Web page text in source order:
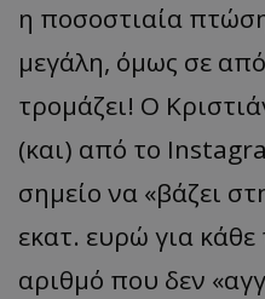
η ποσοστιαία
μεγάλη, όμως σε
τρομάζει! Ο
(και) από το
σημείο να «βάζει
εκατ. ευρώ για
αριθμό που δεν